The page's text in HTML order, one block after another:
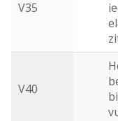
V35
V40